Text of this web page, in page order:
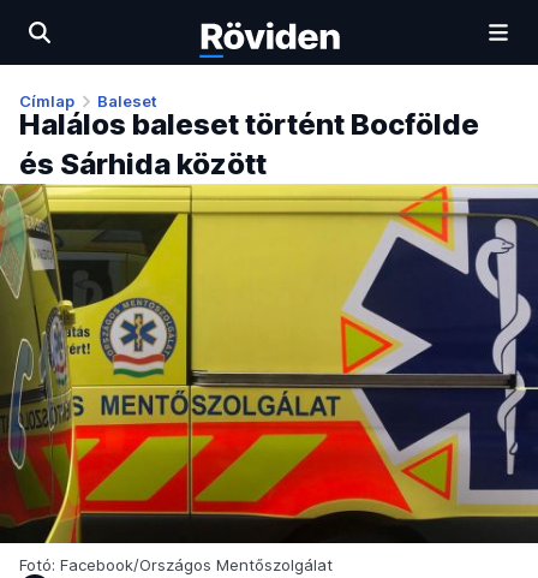
Címlap Baleset
Halálos baleset történt Bocfölde
és Sárhida között
Fotó: Facebook/Országos Mentőszolgálat